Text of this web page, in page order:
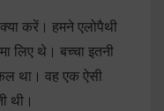
करें। हमने एलोपैथी
लिए थे। बच्चा इतनी
था। वह एक ऐसी
थी।